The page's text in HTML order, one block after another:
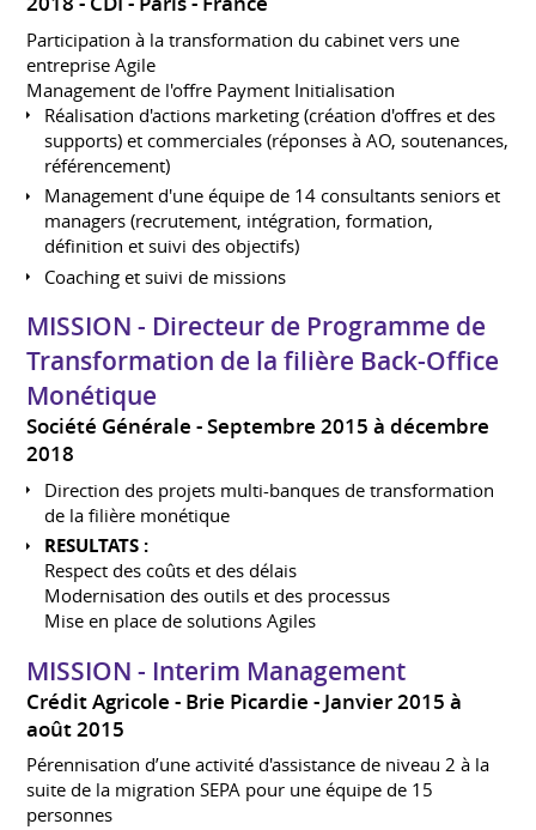
Participation à la transformation du cabinet vers une
entreprise Agile
Management de l'offre Payment Initialisation
Réalisation d'actions marketing (création d'offres et des
supports) et commerciales (réponses à AO, soutenances,
référencement)
Management d'une équipe de 14 consultants seniors et
managers (recrutement, intégration, formation,
définition et suivi des objectifs)
Coaching et suivi de missions
MISSION - Directeur de Programme de
Transformation de la filière Back-Office
Monétique
Société Générale
Septembre 2015 à décembre
2018
Direction des projets multi-banques de transformation
de la filière monétique
RESULTATS :
Respect des coûts et des délais
Modernisation des outils et des processus
Mise en place de solutions Agiles
MISSION - Interim Management
Crédit Agricole - Brie Picardie
Janvier 2015 à
août 2015
Pérennisation d’une activité d'assistance de niveau 2 à la
suite de la migration SEPA pour une équipe de 15
personnes